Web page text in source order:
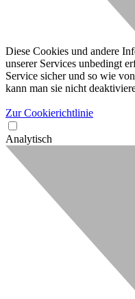
Diese Cookies und andere
unserer Services unbedingt
Service sicher und so wie
kann man sie nicht
Zur Cookierichtlinie
Analytisch